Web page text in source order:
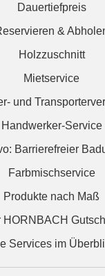
Dauertiefpreis
&
Holzzuschnitt
Mietservice
und
Handwerker-Service
Barrierefreier
Farbmischservice
Produkte nach Maß
HORNBACH
Services im